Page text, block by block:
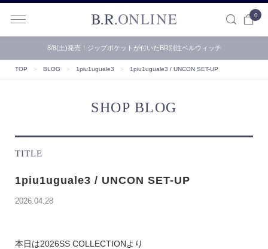
0
8/8(土)発売！ジップポケットが付いたBR別注ベルウィッチ
TOP ＞ BLOG ＞ 1piu1uguale3 ＞ 1piu1uguale3 / UNCON SET-UP
SHOP BLOG
TITLE
1piu1uguale3 / UNCON SET-UP
2026.04.28
本日は2026SS COLLECTIONより